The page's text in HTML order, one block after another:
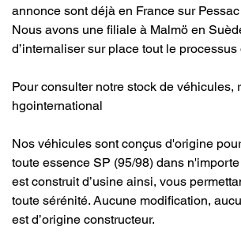
annonce sont déjà en France sur
Nous avons une filiale à Malmö en
d’internaliser sur place tout le processus
Pour consulter notre stock de
hgointernational
Nos véhicules sont conçus d'origine
toute essence SP (95/98) dans
est construit d’usine ainsi, vous
toute sérénité. Aucune modification,
est d’origine constructeur.